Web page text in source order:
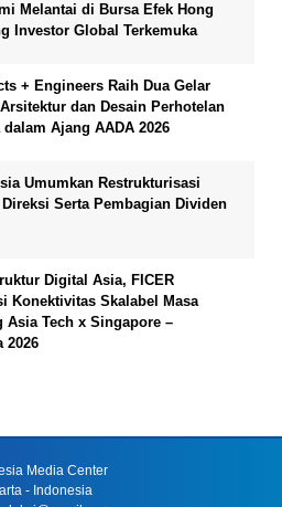
Melantai di Bursa Efek Hong
Investor Global Terkemuka
+ Engineers Raih Dua Gelar
dan Desain Perhotelan
Ajang AADA 2026
Umumkan Restrukturisasi
Serta Pembagian Dividen
Digital Asia, FICER
Konektivitas Skalabel Masa
Asia Tech x Singapore –
2026
Media Center
- Indonesia